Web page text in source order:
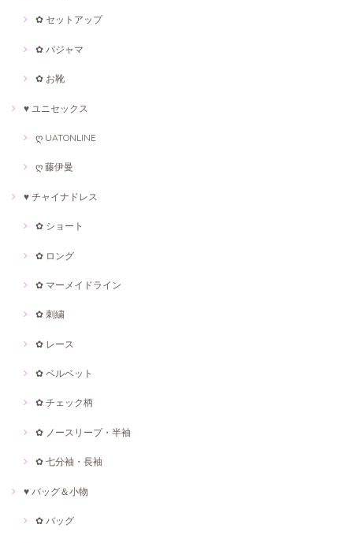
✿ セットアップ
✿ パジャマ
✿ お靴
♥ ユニセックス
ღ UATONLINE
ღ 藤伊曼
♥ チャイナドレス
✿ ショート
✿ ロング
✿ マーメイドライン
✿ 刺繍
✿ レース
✿ ベルベット
✿ チェック柄
✿ ノースリープ・半袖
✿ 七分袖・長袖
♥ バッグ＆小物
✿ バッグ